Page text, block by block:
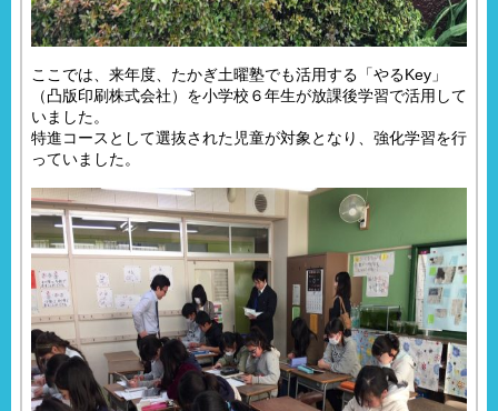
ここでは、来年度、たかぎ土曜塾でも活用する「やるKey」
（凸版印刷株式会社）を小学校６年生が放課後学習で活用して
いました。
特進コースとして選抜された児童が対象となり、強化学習を行
っていました。